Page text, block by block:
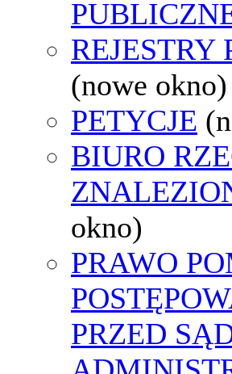
REJESTRY
(nowe okno)
PETYCJE
BIURO
okno)
PRAWO
PRZED